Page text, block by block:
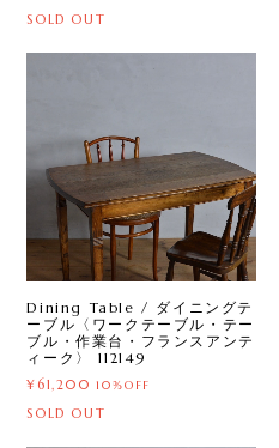
SOLD OUT
Dining Table / ダイニングテ
ーブル〈ワークテーブル・テー
ブル・作業台・フランスアンテ
ィーク〉 112149
¥61,200 10%OFF
SOLD OUT